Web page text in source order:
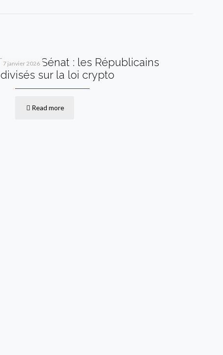
7 janvier 2026
Vote au Sénat : les Républicains
divisés sur la loi crypto
Read more